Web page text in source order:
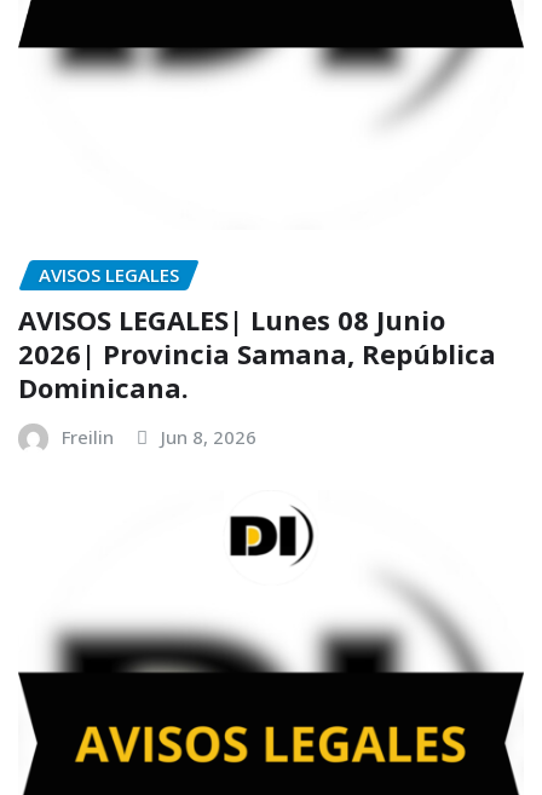
AVISOS LEGALES
AVISOS LEGALES| Lunes 08 Junio
2026| Provincia Samana, República
Dominicana.
Freilin Jun 8, 2026